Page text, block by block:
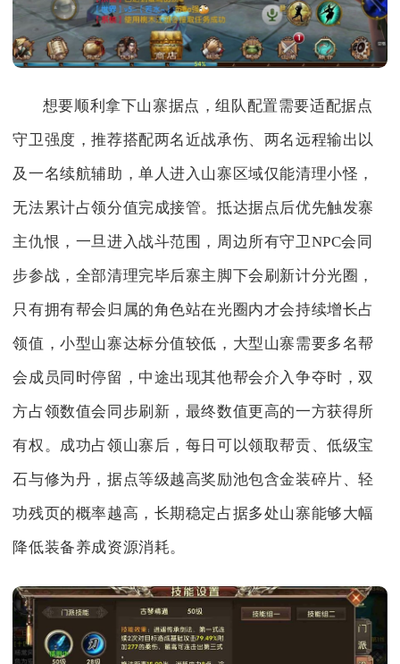
想要顺利拿下山寨据点，组队配置需要适配据点
守卫强度，推荐搭配两名近战承伤、两名远程输出以
及一名续航辅助，单人进入山寨区域仅能清理小怪，
无法累计占领分值完成接管。抵达据点后优先触发寨
主仇恨，一旦进入战斗范围，周边所有守卫NPC会同
步参战，全部清理完毕后寨主脚下会刷新计分光圈，
只有拥有帮会归属的角色站在光圈内才会持续增长占
领值，小型山寨达标分值较低，大型山寨需要多名帮
会成员同时停留，中途出现其他帮会介入争夺时，双
方占领数值会同步刷新，最终数值更高的一方获得所
有权。成功占领山寨后，每日可以领取帮贡、低级宝
石与修为丹，据点等级越高奖励池包含金装碎片、轻
功残页的概率越高，长期稳定占据多处山寨能够大幅
降低装备养成资源消耗。